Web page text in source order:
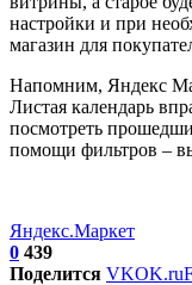
настройки и при
магазин для
Напомним, Яндекс
Листая календарь
посмотреть
помощи фильтров –
Яндекс.Маркет
0 439
Поделится VKOK.ru